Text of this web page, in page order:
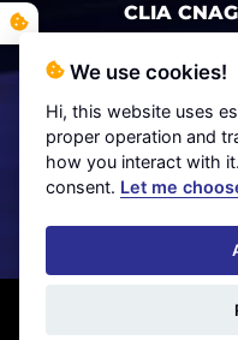
CLIA
+55
SAC
We use cookies!
Hi, this website uses
proper operation and
how you interact with
consent. Let me